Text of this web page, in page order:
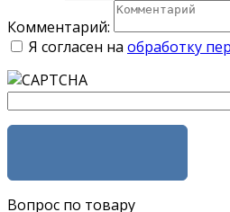
Комментарий:
Я согласен на обработку
Вопрос по товару